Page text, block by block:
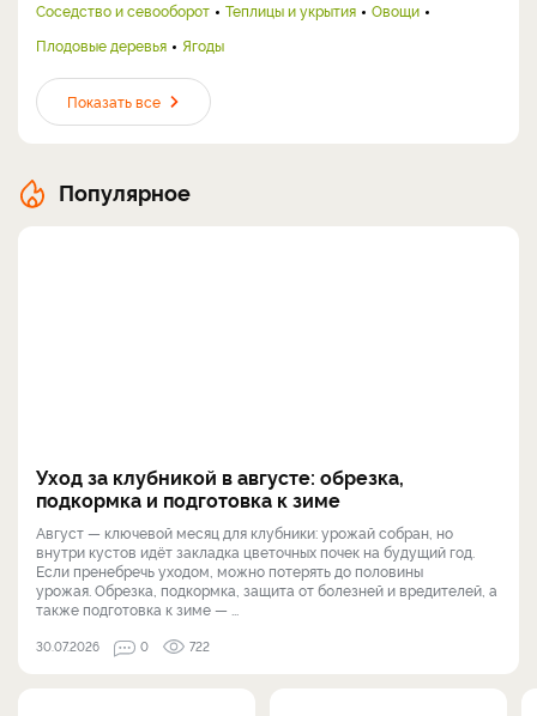
Соседство и севооборот Теплицы и укрытия
Овощи
Плодовые деревья
Ягоды
Показать все
Популярное
Уход за клубникой в августе: обрезка,
подкормка и подготовка к зиме
Август — ключевой месяц для клубники: урожай собран, но
внутри кустов идёт закладка цветочных почек на будущий год.
Если пренебречь уходом, можно потерять до половины
урожая. Обрезка, подкормка, защита от болезней и вредителей, а
также подготовка к зиме — ...
30.07.2026 0 722